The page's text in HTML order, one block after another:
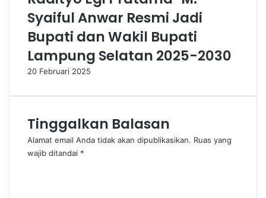
Syaiful Anwar Resmi Jadi
Bupati dan Wakil Bupati
Lampung Selatan 2025-2030
20 Februari 2025
Tinggalkan Balasan
Alamat email Anda tidak akan dipublikasikan. Ruas yang
wajib ditandai *